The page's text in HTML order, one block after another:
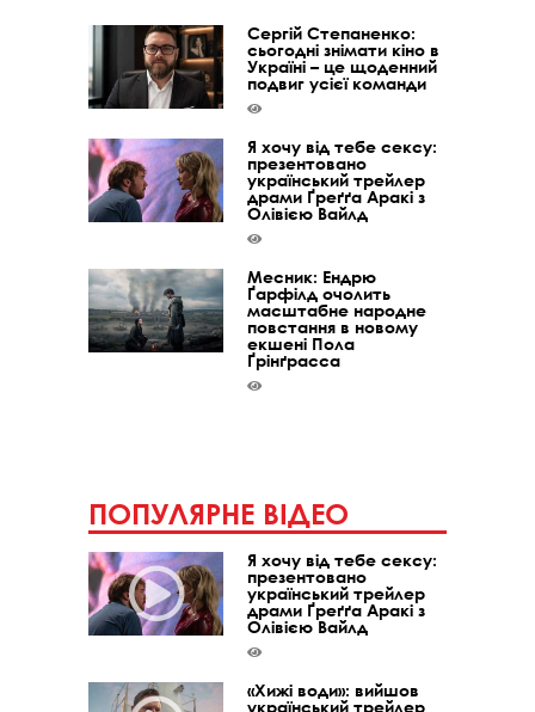
Сергій Степаненко:
сьогодні знімати кіно в
Україні – це щоденний
подвиг усієї команди
Я хочу від тебе сексу:
презентовано
український трейлер
драми Ґреґґа Аракі з
Олівією Вайлд
Месник: Ендрю
Ґарфілд очолить
масштабне народне
повстання в новому
екшені Пола
Ґрінґрасса
ПОПУЛЯРНЕ ВІДЕО
Я хочу від тебе сексу:
презентовано
український трейлер
драми Ґреґґа Аракі з
Олівією Вайлд
«Хижі води»: вийшов
український трейлер